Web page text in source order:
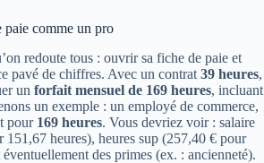
comme un pro
redoute tous : ouvrir sa fiche de paie et
pavé de chiffres. Avec un contrat 39 heures,
un forfait mensuel de 169 heures, incluant
un exemple : un employé de commerce,
pour 169 heures. Vous devriez voir : salaire
151,67 heures), heures sup (257,40 € pour
des primes (ex. : ancienneté).